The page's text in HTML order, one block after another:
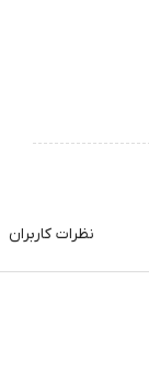
نظرات کاربران